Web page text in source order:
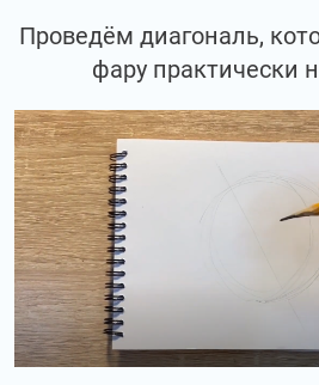
Проведём диагональ,
фару практически